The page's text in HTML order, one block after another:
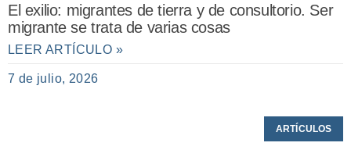
El exilio: migrantes de tierra y de consultorio. Ser
migrante se trata de varias cosas
LEER ARTÍCULO »
7 de julio, 2026
ARTÍCULOS